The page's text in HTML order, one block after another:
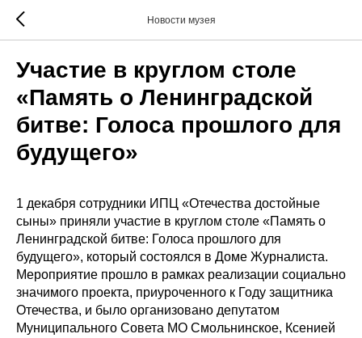
Новости музея
Участие в круглом столе
«Память о Ленинградской
битве: Голоса прошлого для
будущего»
1 декабря сотрудники ИПЦ «Отечества достойные
сыны» приняли участие в круглом столе «Память о
Ленинградской битве: Голоса прошлого для
будущего», который состоялся в Доме Журналиста.
Мероприятие прошло в рамках реализации социально
значимого проекта, приуроченного к Году защитника
Отечества, и было организовано депутатом
Муниципального Совета МО Смольнинское, Ксенией